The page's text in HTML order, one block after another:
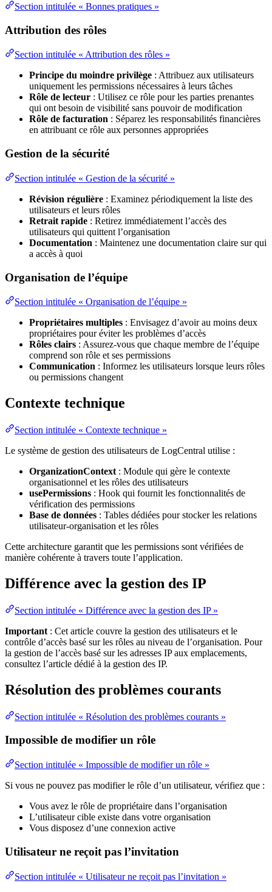
Section intitulée « Bonnes pratiques »
Attribution des rôles
Section intitulée « Attribution des rôles »
Principe du moindre privilège : Attribuez aux utilisateurs
uniquement les permissions nécessaires à leurs tâches
Rôle de lecteur : Utilisez ce rôle pour les parties prenantes
qui ont besoin de visibilité sans pouvoir de modification
Rôle de facturation : Séparez les responsabilités financières
en attribuant ce rôle aux personnes appropriées
Gestion de la sécurité
Section intitulée « Gestion de la sécurité »
Révision régulière : Examinez périodiquement la liste des
utilisateurs et leurs rôles
Retrait rapide : Retirez immédiatement l’accès des
utilisateurs qui quittent l’organisation
Documentation : Maintenez une documentation claire sur qui
a accès à quoi
Organisation de l’équipe
Section intitulée « Organisation de l’équipe »
Propriétaires multiples : Envisagez d’avoir au moins deux
propriétaires pour éviter les problèmes d’accès
Rôles clairs : Assurez-vous que chaque membre de l’équipe
comprend son rôle et ses permissions
Communication : Informez les utilisateurs lorsque leurs rôles
ou permissions changent
Contexte technique
Section intitulée « Contexte technique »
Le système de gestion des utilisateurs de LogCentral utilise :
OrganizationContext : Module qui gère le contexte
organisationnel et les rôles des utilisateurs
usePermissions : Hook qui fournit les fonctionnalités de
vérification des permissions
Base de données : Tables dédiées pour stocker les relations
utilisateur-organisation et les rôles
Cette architecture garantit que les permissions sont vérifiées de
manière cohérente à travers toute l’application.
Différence avec la gestion des IP
Section intitulée « Différence avec la gestion des IP »
Important : Cet article couvre la gestion des utilisateurs et le
contrôle d’accès basé sur les rôles au niveau de l’organisation. Pour
la gestion de l’accès basé sur les adresses IP aux emplacements,
consultez l’article dédié à la gestion des IP.
Résolution des problèmes courants
Section intitulée « Résolution des problèmes courants »
Impossible de modifier un rôle
Section intitulée « Impossible de modifier un rôle »
Si vous ne pouvez pas modifier le rôle d’un utilisateur, vérifiez que :
Vous avez le rôle de propriétaire dans l’organisation
L’utilisateur cible existe dans votre organisation
Vous disposez d’une connexion active
Utilisateur ne reçoit pas l’invitation
Section intitulée « Utilisateur ne reçoit pas l’invitation »